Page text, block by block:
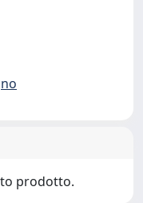
prodotto.